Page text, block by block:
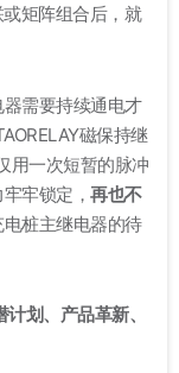
矩阵组合后，就
需要持续通电才
磁保持继
一次短暂的脉冲
牢锁定， 再也不
桩主继电器的待
划、产品革新、